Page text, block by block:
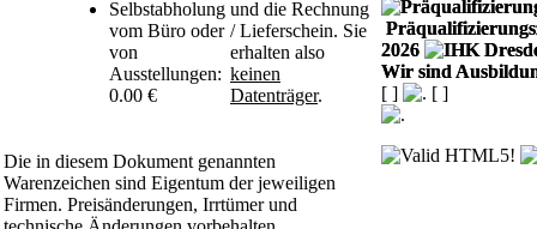
Selbstabholung
vom Büro oder
von
Ausstellungen:
0.00 €
und die Rechnung
/ Lieferschein. Sie
erhalten also
keinen
Datenträger.
Die in diesem Dokument genannten
Warenzeichen sind Eigentum der jeweiligen
Firmen. Preisänderungen, Irrtümer und
2026
Wir sind
[ ] [ ]